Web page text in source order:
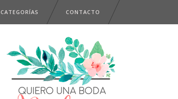
CATEGORÍAS CONTACTO